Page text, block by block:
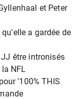
et Peter
a gardée de
être intronisés
NFL
'100% THIS